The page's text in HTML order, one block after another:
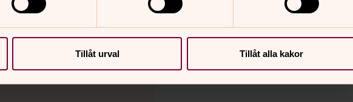
Tillåt urval Tillåt alla kakor